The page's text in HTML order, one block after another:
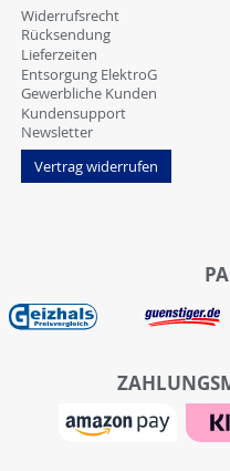
Widerrufsrecht
Rücksendung
Lieferzeiten
Entsorgung ElektroG
Gewerbliche Kunden
Kundensupport
Newsletter
Vertrag widerrufen